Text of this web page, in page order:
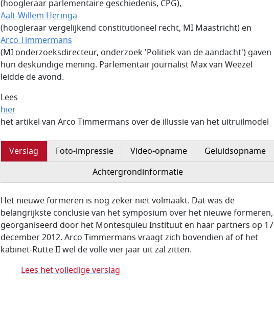
(hoogleraar parlementaire geschiedenis, CPG),
Aalt-Willem Heringa
(hoogleraar vergelijkend constitutioneel recht, MI Maastricht) en
Arco Timmermans
(MI onderzoeksdirecteur, onderzoek 'Politiek van de aandacht') gaven
hun deskundige mening. Parlementair journalist Max van Weezel
leidde de avond.
Lees
hier
het artikel van Arco Timmermans over de illussie van het uitruilmodel
Verslag Foto-impressie Video-opname
Geluidsopname
Achtergrondinformatie
Het nieuwe formeren is nog zeker niet volmaakt. Dat was de
belangrijkste conclusie van het symposium over het nieuwe formeren,
georganiseerd door het Montesquieu Instituut en haar partners op 17
december 2012. Arco Timmermans vraagt zich bovendien af of het
kabinet-Rutte II wel de volle vier jaar uit zal zitten.
Lees het volledige verslag